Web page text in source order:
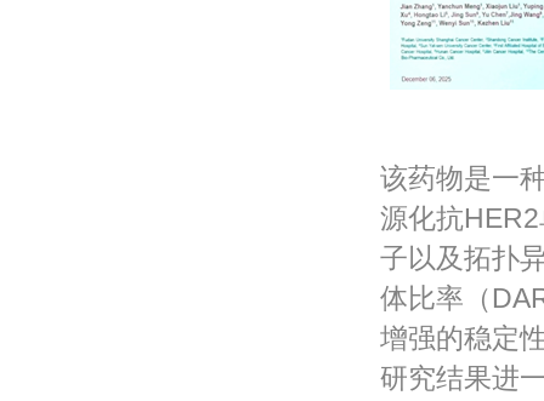
该药物是一
源化抗
子以及拓扑
体比率（
增强的稳定
研究结果进